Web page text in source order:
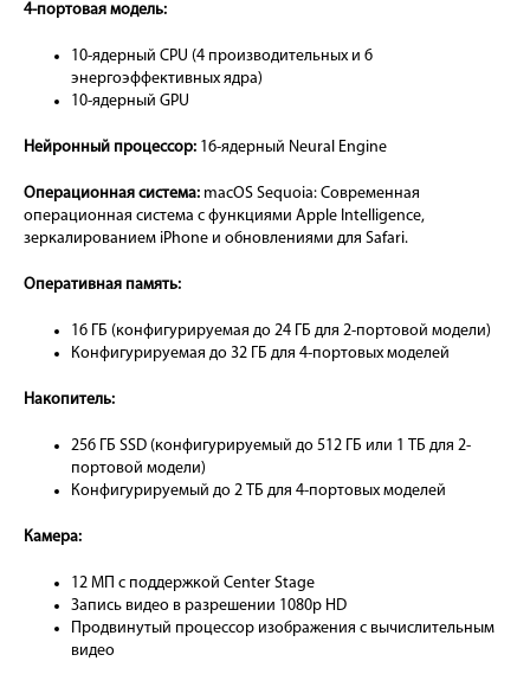
4-портовая модель:
10-ядерный CPU (4 производительных и 6
энергоэффективных ядра)
10-ядерный GPU
Нейронный процессор: 16-ядерный Neural Engine
Операционная система: macOS Sequoia: Современная
операционная система с функциями Apple Intelligence,
зеркалированием iPhone и обновлениями для Safari.
Оперативная память:
16 ГБ (конфигурируемая до 24 ГБ для 2-портовой модели)
Конфигурируемая до 32 ГБ для 4-портовых моделей
Накопитель:
256 ГБ SSD (конфигурируемый до 512 ГБ или 1 ТБ для 2-
портовой модели)
Конфигурируемый до 2 ТБ для 4-портовых моделей
Камера:
12 МП с поддержкой Center Stage
Запись видео в разрешении 1080p HD
Продвинутый процессор изображения с вычислительным
видео